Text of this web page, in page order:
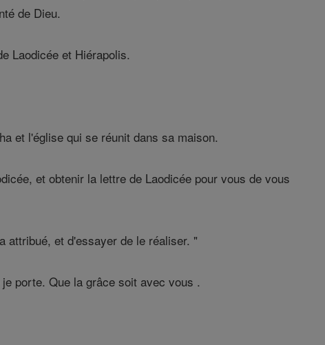
de Dieu.
Laodicée et Hiérapolis.
et l'église qui se réunit dans sa maison.
et obtenir la lettre de Laodicée pour vous de vous
attribué, et d'essayer de le réaliser. "
porte. Que la grâce soit avec vous .